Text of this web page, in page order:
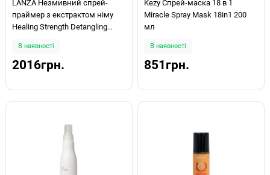
LANZA Незмивний спрей-
праймер з екстрактом німу
Healing Strength Detangling
В наявності
2016грн.
Kezy Спрей-маска 18 в 1
Miracle Spray Mask 18in1 200
мл
В наявності
851грн.